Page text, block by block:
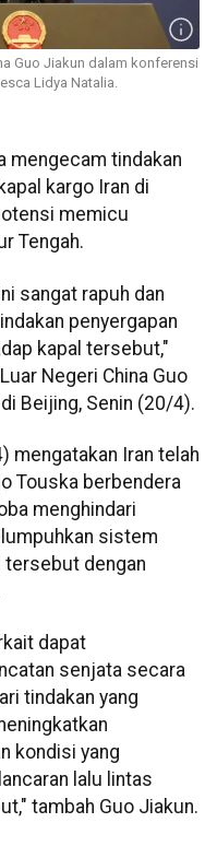
Guo Jiakun dalam konferensi
Lidya Natalia.
mengecam tindakan
kargo Iran di
memicu
Tengah.
sangat rapuh dan
penyergapan
kapal tersebut,"
Negeri China Guo
Beijing, Senin (20/4).
mengatakan Iran telah
Touska berbendera
menghindari
sistem
tersebut dengan
dapat
senjata secara
tindakan yang
kondisi yang
lalu lintas
tambah Guo Jiakun.